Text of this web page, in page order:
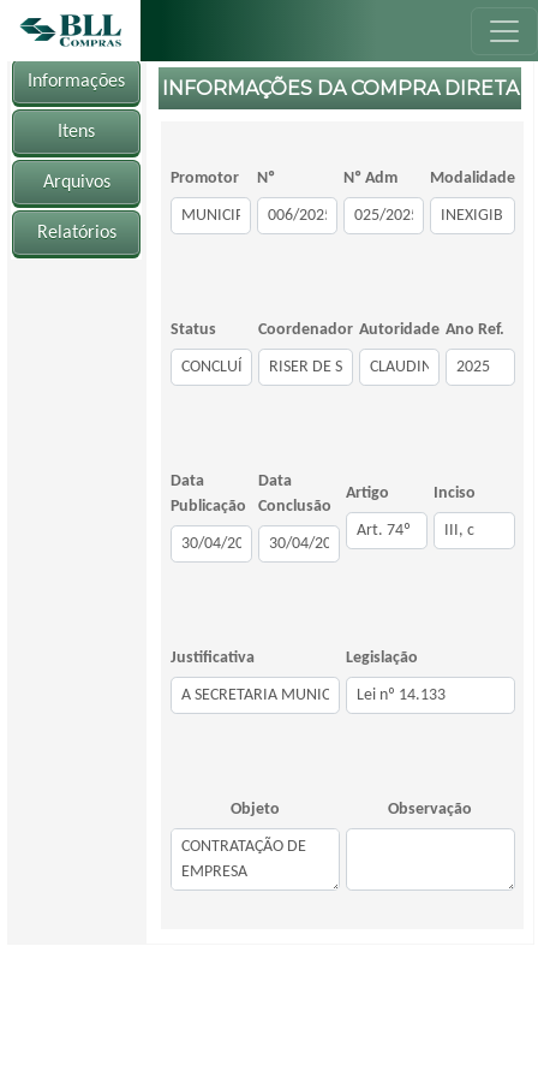
Informações
Itens
Arquivos
Relatórios
INFORMAÇÕES DA COMPRA DIRETA
Promotor Nº Nº Adm Modalidade
Status Coordenador Autoridade Ano Ref.
Data
Publicação
Data
Conclusão
Artigo Inciso
Justificativa Legislação
Objeto Observação